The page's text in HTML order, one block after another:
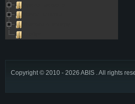
Copyright © 2010 - 2026 ABIS . All rights